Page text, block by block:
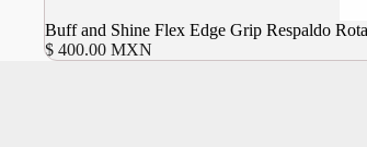
Buff and Shine Flex Edge Grip Respaldo
$ 400.00 MXN